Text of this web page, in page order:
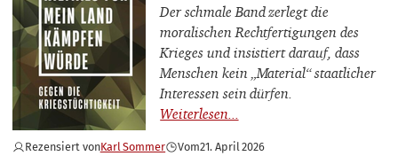
Der schmale Band zerlegt die
moralischen Rechtfertigungen des
Krieges und insistiert darauf, dass
Menschen kein „Material“ staatlicher
Interessen sein dürfen.
Rezensiert vonKarl Sommer Vom21. April 2026